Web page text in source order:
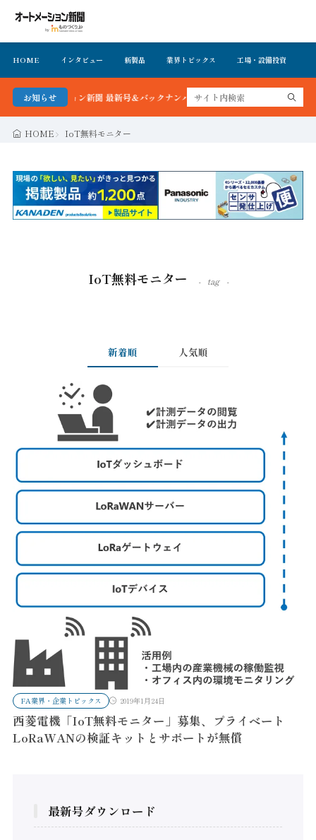
HOME インタビュー 新製品 業界トピックス 工場・設備投資
お知らせ
ートメーション新聞 最新号＆バックナンバーを無料で公開中 詳細はこちら
HOME IoT無料モニター
IoT無料モニター tag
新着順 人気順
FA業界・企業トピックス 2019年1月24日
西菱電機「IoT無料モニター」募集、プライベート
LoRaWANの検証キットとサポートが無償
最新号ダウンロード